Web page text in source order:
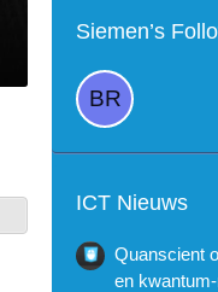
Siemen’s
ICT Nieuws
Quanscient
en